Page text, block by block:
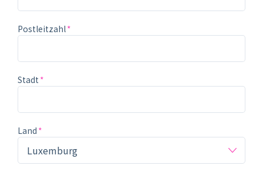
Postleitzahl
Stadt
Land